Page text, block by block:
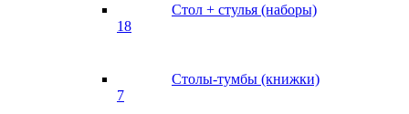
Стол + стулья (наборы)
18
Столы-тумбы (книжки)
7